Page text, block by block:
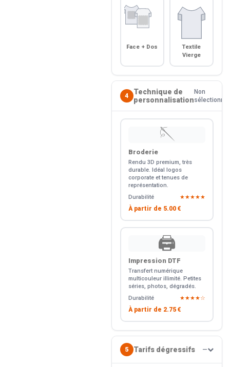
Face + Dos
Textile
Vierge
4
Technique de
personnalisation
Non
sélectionné
🪡
Broderie
Rendu 3D premium, très
durable. Idéal logos
corporate et tenues de
représentation.
Durabilité
★★★★★
À partir de 5.00 €
🖨️
Impression DTF
Transfert numérique
multicouleur illimité. Petites
séries, photos, dégradés.
Durabilité
★★★★☆
À partir de 2.75 €
5 Tarifs dégressifs —